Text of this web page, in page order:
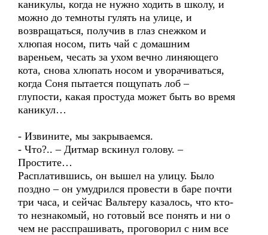
каникулы, когда не нужно ходить в школу, и
можно до темноты гулять на улице, и
возвращаться, получив в глаз снежком и
хлюпая носом, пить чай с домашним
вареньем, чесать за ухом вечно линяющего
кота, снова хлюпать носом и уворачиваться,
когда Соня пытается пощупать лоб –
глупости, какая простуда может быть во время
каникул…
- Извините, мы закрываемся.
- Что?.. – Дитмар вскинул голову. –
Простите…
Расплатившись, он вышел на улицу. Было
поздно – он умудрился провести в баре почти
три часа, и сейчас Вальтеру казалось, что кто-
то незнакомый, но готовый все понять и ни о
чем не расспрашивать, проговорил с ним все